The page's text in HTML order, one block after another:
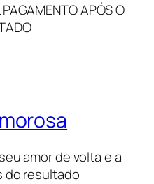
APÓS O
amor de volta e a
do resultado